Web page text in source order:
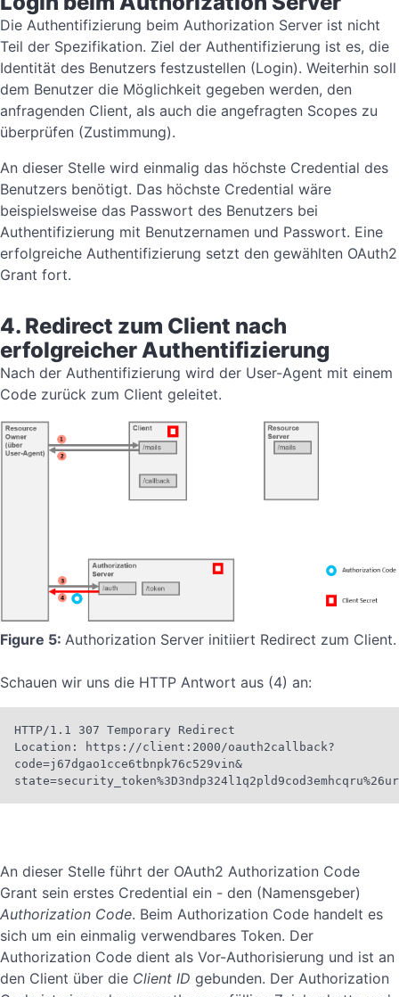
Die Authentifizierung beim Authorization Server ist nicht
Teil der Spezifikation. Ziel der Authentifizierung ist es, die
Identität des Benutzers festzustellen (Login). Weiterhin soll
dem Benutzer die Möglichkeit gegeben werden, den
anfragenden Client, als auch die angefragten Scopes zu
überprüfen (Zustimmung).
An dieser Stelle wird einmalig das höchste Credential des
Benutzers benötigt. Das höchste Credential wäre
beispielsweise das Passwort des Benutzers bei
Authentifizierung mit Benutzernamen und Passwort. Eine
erfolgreiche Authentifizierung setzt den gewählten OAuth2
Grant fort.
4. Redirect zum Client nach
erfolgreicher Authentifizierung
Nach der Authentifizierung wird der User-Agent mit einem
Code zurück zum Client geleitet.
Figure 5: Authorization Server initiiert Redirect zum Client.
Schauen wir uns die HTTP Antwort aus (4) an:
HTTP/1.1 307 Temporary Redirect
Location: https://client:2000/oauth2callback?
code=j67dgao1cce6tbnpk76c529vin&
An dieser Stelle führt der OAuth2 Authorization Code
Grant sein erstes Credential ein - den (Namensgeber)
Authorization Code. Beim Authorization Code handelt es
sich um ein einmalig verwendbares Token. Der
Authorization Code dient als Vor-Authorisierung und ist an
den Client über die Client ID gebunden. Der Authorization